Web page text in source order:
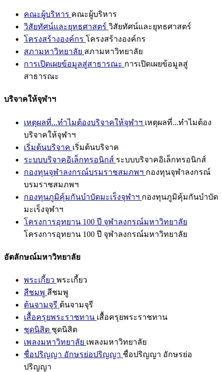
คณะผู้บริหาร คณะผู้บริหาร
วิสัยทัศน์และยุทธศาสตร์ วิสัยทัศน์และยุทธศาสตร์
โครงสร้างองค์กร โครงสร้างองค์กร
สภามหาวิทยาลัย สภามหาวิทยาลัย
การเปิดเผยข้อมูลสู่สาธารณะ การเปิดเผยข้อมูลสู่
สาธารณะ
บริจาคให้จุฬาฯ
เหตุผลที่...ทำไมต้องบริจาคให้จุฬาฯ เหตุผลที่...ทำไมต้อง
บริจาคให้จุฬาฯ
เริ่มต้นบริจาค เริ่มต้นบริจาค
ระบบบริจาคอิเล็กทรอนิกส์ ระบบบริจาคอิเล็กทรอนิกส์
กองทุนจุฬาลงกรณ์บรมราชสมภพฯ กองทุนจุฬาลงกรณ์
บรมราชสมภพฯ
กองทุนภูมิคุ้มกันบำบัดมะเร็งจุฬาฯ กองทุนภูมิคุ้มกันบำบัด
มะเร็งจุฬาฯ
โครงการอุทยาน 100 ปี จุฬาลงกรณ์มหาวิทยาลัย
โครงการอุทยาน 100 ปี จุฬาลงกรณ์มหาวิทยาลัย
อัตลักษณ์มหาวิทยาลัย
พระเกี้ยว พระเกี้ยว
สีชมพู สีชมพู
ต้นจามจุรี ต้นจามจุรี
เสื้อครุยพระราชทาน เสื้อครุยพระราชทาน
ชุดนิสิต ชุดนิสิต
เพลงมหาวิทยาลัย เพลงมหาวิทยาลัย
ชื่อปริญญา อักษรย่อปริญญา ชื่อปริญญา อักษรย่อ
ปริญญา